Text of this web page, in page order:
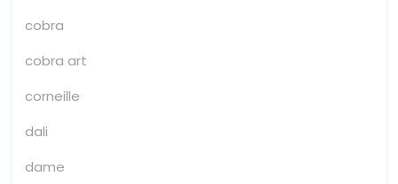
cobra
cobra art
corneille
dali
dame